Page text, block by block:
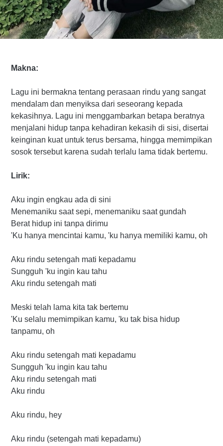
Makna:
Lagu ini bermakna tentang perasaan rindu yang sangat
mendalam dan menyiksa dari seseorang kepada
kekasihnya. Lagu ini menggambarkan betapa beratnya
menjalani hidup tanpa kehadiran kekasih di sisi, disertai
keinginan kuat untuk terus bersama, hingga memimpikan
sosok tersebut karena sudah terlalu lama tidak bertemu.
Lirik:
Aku ingin engkau ada di sini
Menemaniku saat sepi, menemaniku saat gundah
Berat hidup ini tanpa dirimu
'Ku hanya mencintai kamu, 'ku hanya memiliki kamu, oh
Aku rindu setengah mati kepadamu
Sungguh 'ku ingin kau tahu
Aku rindu setengah mati
Meski telah lama kita tak bertemu
'Ku selalu memimpikan kamu, 'ku tak bisa hidup
tanpamu, oh
Aku rindu setengah mati kepadamu
Sungguh 'ku ingin kau tahu
Aku rindu setengah mati
Aku rindu
Aku rindu, hey
Aku rindu (setengah mati kepadamu)